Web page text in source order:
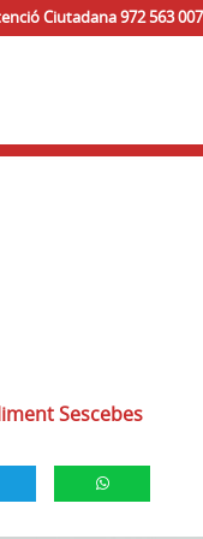
Ciutadana 972 563 007
Sescebes